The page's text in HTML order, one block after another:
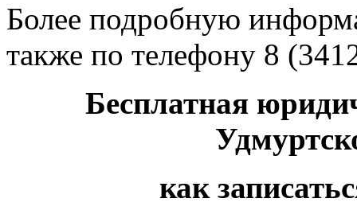
Более подробную
также по телефону 8
Бесплатная
как